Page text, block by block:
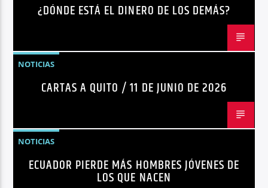
¿DÓNDE ESTÁ EL DINERO DE LOS DEMÁS?
NOTICIAS
CARTAS A QUITO / 11 DE JUNIO DE 2026
NOTICIAS
ECUADOR PIERDE MÁS HOMBRES JÓVENES DE
LOS QUE NACEN